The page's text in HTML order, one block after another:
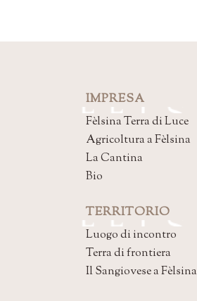
IMPRESA
Fèlsina Terra di Luce
Agricoltura a Fèlsina
La Cantina
Bio
TERRITORIO
Luogo di incontro
Terra di frontiera
Il Sangiovese a Fèlsina